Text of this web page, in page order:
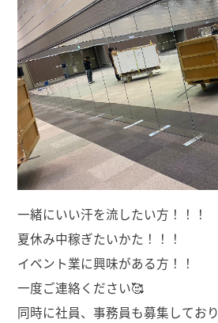
一緒にいい汗を流したい方！！！
夏休み中稼ぎたいかた！！！
イベント業に興味がある方！！
一度ご連絡ください🥰
同時に社員、事務員も募集してお